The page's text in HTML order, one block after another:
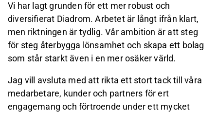
Vi har lagt grunden för ett mer robust och
diversifierat Diadrom. Arbetet är långt ifrån klart,
men riktningen är tydlig. Vår ambition är att steg
för steg återbygga lönsamhet och skapa ett bolag
som står starkt även i en mer osäker värld.
Jag vill avsluta med att rikta ett stort tack till våra
medarbetare, kunder och partners för ert
engagemang och förtroende under ett mycket